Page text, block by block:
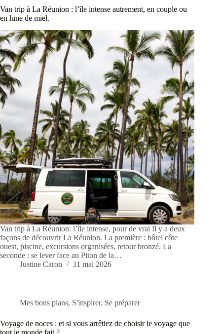
Van trip à La Réunion : l’île intense autrement, en couple ou
en lune de miel.
Van trip à La Réunion: l’île intense, pour de vrai Il y a deux
façons de découvrir La Réunion. La première : hôtel côte
ouest, piscine, excursions organisées, retour bronzé. La
seconde : se lever face au Piton de la…
Justine Caron
11 mai 2026
Mes bons plans, S'inspirer, Se préparer
Voyage de noces : et si vous arrêtiez de choisir le voyage que
tout le monde fait ?